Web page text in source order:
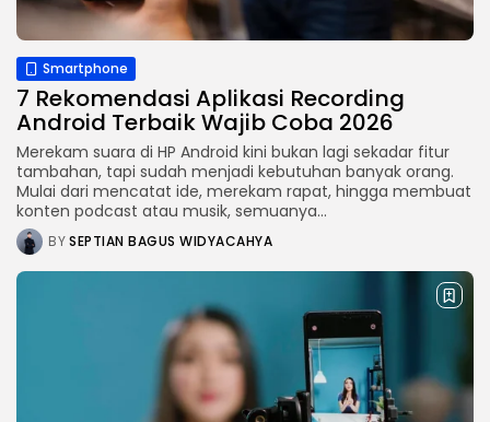
Smartphone
7 Rekomendasi Aplikasi Recording
Android Terbaik Wajib Coba 2026
Merekam suara di HP Android kini bukan lagi sekadar fitur
tambahan, tapi sudah menjadi kebutuhan banyak orang.
Mulai dari mencatat ide, merekam rapat, hingga membuat
konten podcast atau musik, semuanya...
BYSEPTIAN BAGUS WIDYACAHYA